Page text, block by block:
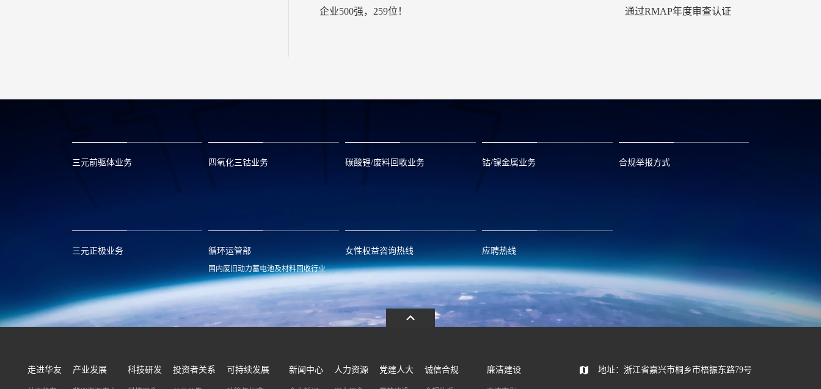
企业500强，259位！
通过RMAP年度审查认证
三元前驱体业务 四氧化三钴业务 碳酸锂/废料回收业务 钴/镍金属业务 合规举报方式
三元正极业务 循环运管部
国内废旧动力蓄电池及材料回收行业
hyxh@huayou.com
女性权益咨询热线
13486326037
应聘热线
0086-0573-88585392
走进华友 产业发展 科技研发 投资者关系 可持续发展 新闻中心 人力资源 党建人大 诚信合规 廉洁建设 地址：浙江省嘉兴市桐乡市梧振东路79号